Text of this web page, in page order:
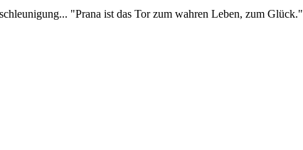
"Prana ist das Tor zum wahren Leben, zum Glück."